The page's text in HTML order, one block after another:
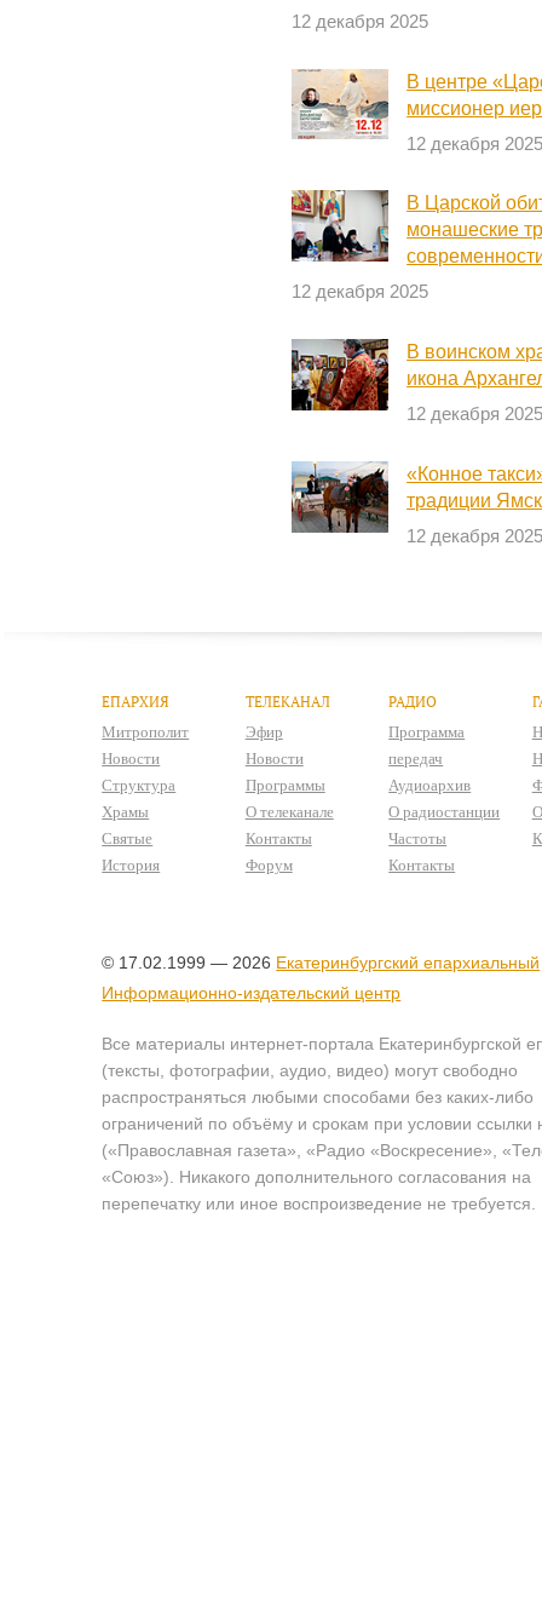
12 декабря 2025
В центре
миссионер
12 декабря
В Царской
монашеские
12 декабря 2025
В воинском
икона
12 декабря
«Конное
традиции
12 декабря
ЕПАРХИЯ
Митрополит
Новости
Структура
Храмы
Святые
История
ТЕЛЕКАНАЛ
Эфир
Новости
Программы
О телеканале
Контакты
Форум
РАДИО
Программа
передач
Аудиоархив
О радиостанции
Частоты
Контакты
© 17.02.1999 — 2026 Екатеринбургский епархиальный
Информационно-издательский центр
Все материалы интернет-портала Екатеринбургской
(тексты, фотографии, аудио, видео) могут свободно
распространяться любыми способами без каких-либо
ограничений по объёму и срокам при условии ссылки
(«Православная газета», «Радио «Воскресение»,
«Союз»). Никакого дополнительного согласования на
перепечатку или иное воспроизведение не требуется.